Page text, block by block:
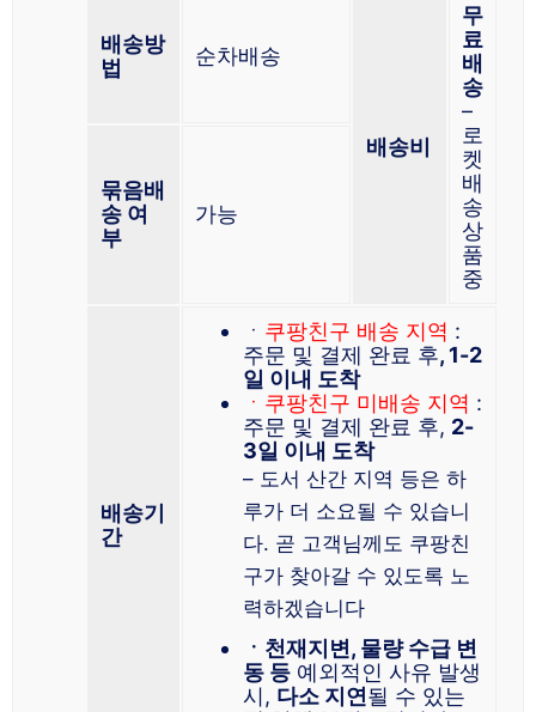
배송방
법
순차배송
배송비
무
료
배
송
–
로
켓
배
송
상
품
중
묶음배
송 여
부
가능
배송기
간
ㆍ 쿠팡친구 배송 지역 :
주문 및 결제 완료 후, 1-2
일 이내 도착
ㆍ쿠팡친구 미배송 지역 :
주문 및 결제 완료 후, 2-
3일 이내 도착
– 도서 산간 지역 등은 하
루가 더 소요될 수 있습니
다. 곧 고객님께도 쿠팡친
구가 찾아갈 수 있도록 노
력하겠습니다
ㆍ천재지변, 물량 수급 변
동 등 예외적인 사유 발생
시, 다소 지연될 수 있는